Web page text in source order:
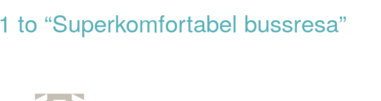
1 to “Superkomfortabel bussresa”